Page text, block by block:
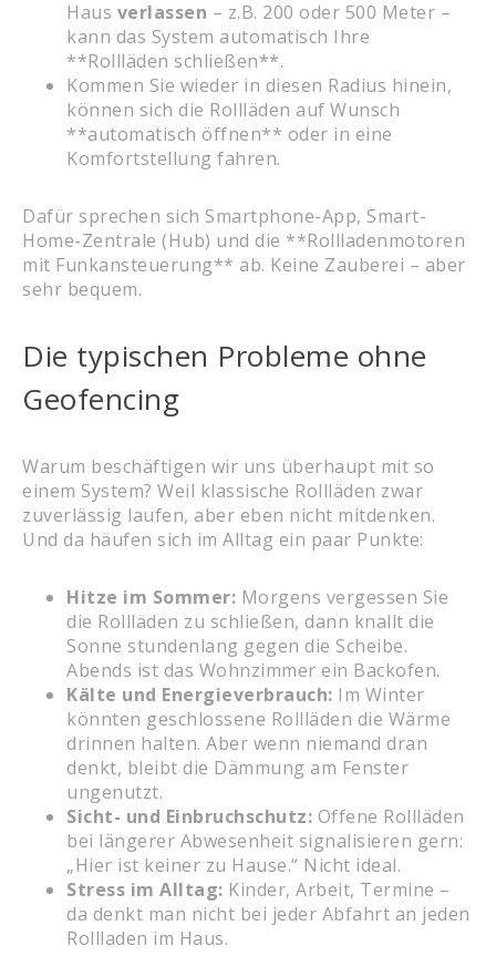
Haus verlassen – z.B. 200 oder 500 Meter –
kann das System automatisch Ihre
**Rollläden schließen**.
Kommen Sie wieder in diesen Radius hinein,
können sich die Rollläden auf Wunsch
**automatisch öffnen** oder in eine
Komfortstellung fahren.
Dafür sprechen sich Smartphone-App, Smart-
Home-Zentrale (Hub) und die **Rollladenmotoren
mit Funkansteuerung** ab. Keine Zauberei – aber
sehr bequem.
Die typischen Probleme ohne
Geofencing
Warum beschäftigen wir uns überhaupt mit so
einem System? Weil klassische Rollläden zwar
zuverlässig laufen, aber eben nicht mitdenken.
Und da häufen sich im Alltag ein paar Punkte:
Hitze im Sommer: Morgens vergessen Sie
die Rollläden zu schließen, dann knallt die
Sonne stundenlang gegen die Scheibe.
Abends ist das Wohnzimmer ein Backofen.
Kälte und Energieverbrauch: Im Winter
könnten geschlossene Rollläden die Wärme
drinnen halten. Aber wenn niemand dran
denkt, bleibt die Dämmung am Fenster
ungenutzt.
Sicht- und Einbruchschutz: Offene Rollläden
bei längerer Abwesenheit signalisieren gern:
„Hier ist keiner zu Hause.“ Nicht ideal.
Stress im Alltag: Kinder, Arbeit, Termine –
da denkt man nicht bei jeder Abfahrt an jeden
Rollladen im Haus.